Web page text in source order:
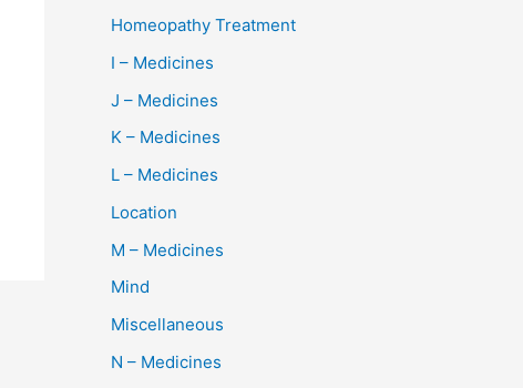
Homeopathy Treatment
I – Medicines
J – Medicines
K – Medicines
L – Medicines
Location
M – Medicines
Mind
Miscellaneous
N – Medicines